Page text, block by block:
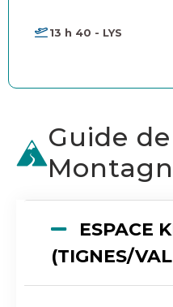
13 h 40 - LYS
Guide
ESPACE
(TIGNES/VAL